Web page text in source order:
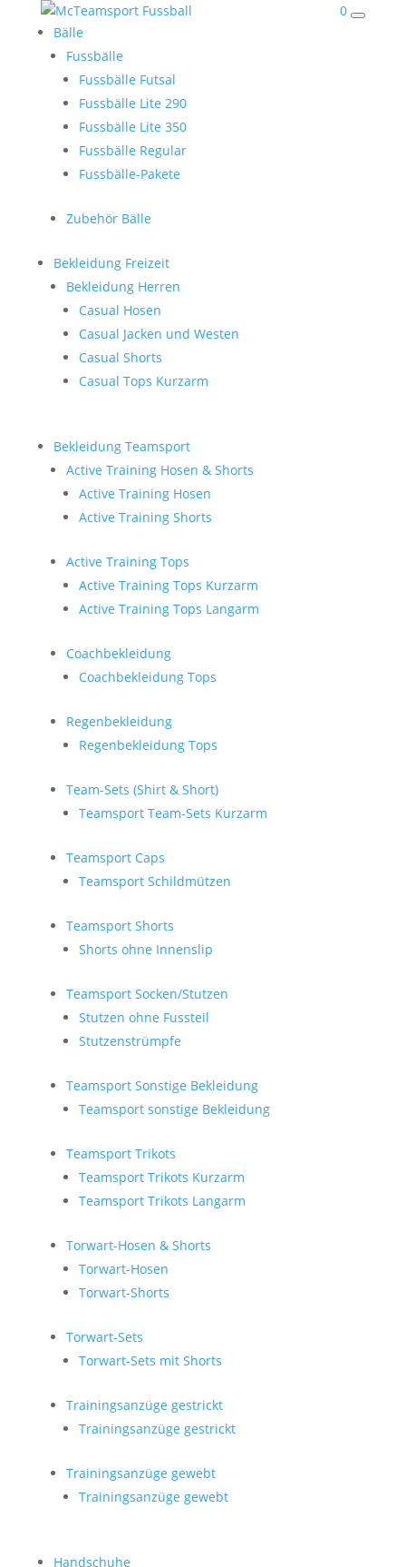
0
Bälle
Fussbälle
Fussbälle Futsal
Fussbälle Lite 290
Fussbälle Lite 350
Fussbälle Regular
Fussbälle-Pakete
Zubehör Bälle
Bekleidung Freizeit
Bekleidung Herren
Casual Hosen
Casual Jacken und Westen
Casual Shorts
Casual Tops Kurzarm
Bekleidung Teamsport
Active Training Hosen & Shorts
Active Training Hosen
Active Training Shorts
Active Training Tops
Active Training Tops Kurzarm
Active Training Tops Langarm
Coachbekleidung
Coachbekleidung Tops
Regenbekleidung
Regenbekleidung Tops
Team-Sets (Shirt & Short)
Teamsport Team-Sets Kurzarm
Teamsport Caps
Teamsport Schildmützen
Teamsport Shorts
Shorts ohne Innenslip
Teamsport Socken/Stutzen
Stutzen ohne Fussteil
Stutzenstrümpfe
Teamsport Sonstige Bekleidung
Teamsport sonstige Bekleidung
Teamsport Trikots
Teamsport Trikots Kurzarm
Teamsport Trikots Langarm
Torwart-Hosen & Shorts
Torwart-Hosen
Torwart-Shorts
Torwart-Sets
Torwart-Sets mit Shorts
Trainingsanzüge gestrickt
Trainingsanzüge gestrickt
Trainingsanzüge gewebt
Trainingsanzüge gewebt
Handschuhe